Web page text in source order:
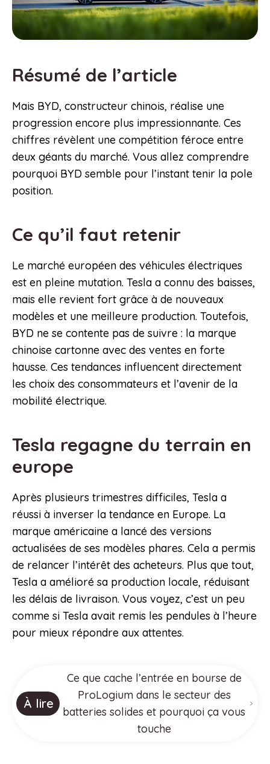
Résumé de l’article
Mais BYD, constructeur chinois, réalise une
progression encore plus impressionnante. Ces
chiffres révèlent une compétition féroce entre
deux géants du marché. Vous allez comprendre
pourquoi BYD semble pour l’instant tenir la pole
position.
Ce qu’il faut retenir
Le marché européen des véhicules électriques
est en pleine mutation. Tesla a connu des baisses,
mais elle revient fort grâce à de nouveaux
modèles et une meilleure production. Toutefois,
BYD ne se contente pas de suivre : la marque
chinoise cartonne avec des ventes en forte
hausse. Ces tendances influencent directement
les choix des consommateurs et l’avenir de la
mobilité électrique.
Tesla regagne du terrain en
europe
Après plusieurs trimestres difficiles, Tesla a
réussi à inverser la tendance en Europe. La
marque américaine a lancé des versions
actualisées de ses modèles phares. Cela a permis
de relancer l’intérêt des acheteurs. Plus que tout,
Tesla a amélioré sa production locale, réduisant
les délais de livraison. Vous voyez, c’est un peu
comme si Tesla avait remis les pendules à l’heure
pour mieux répondre aux attentes.
À lire
Ce que cache l’entrée en bourse de
ProLogium dans le secteur des
batteries solides et pourquoi ça vous
touche